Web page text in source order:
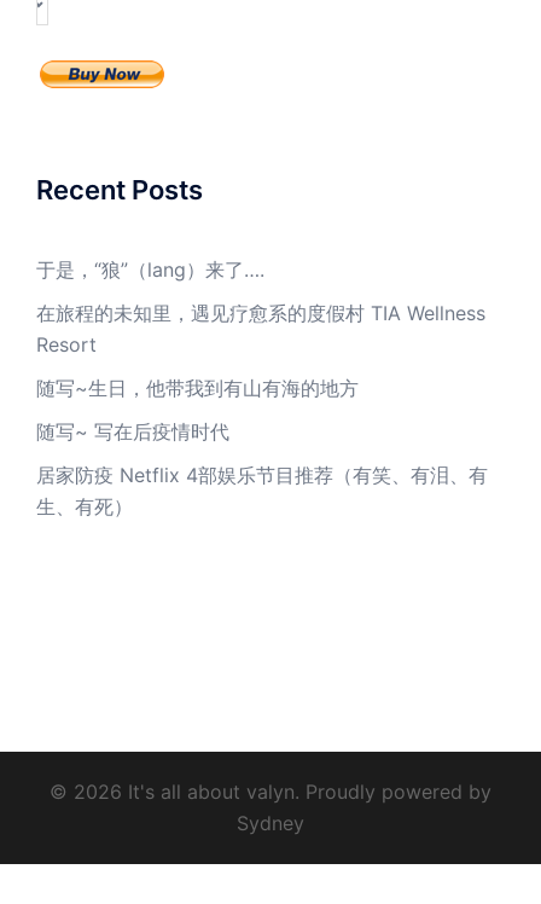
Recent Posts
于是，“狼”（lang）来了….
在旅程的未知里，遇见疗愈系的度假村 TIA Wellness
Resort
随写~生日，他带我到有山有海的地方
随写~ 写在后疫情时代
居家防疫 Netflix 4部娱乐节目推荐（有笑、有泪、有
生、有死）
© 2026 It's all about valyn. Proudly powered by
Sydney